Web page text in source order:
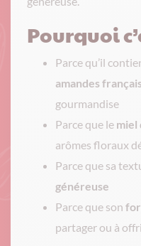
Pourquoi
Parce qu’il
amandes
gourmandise
Parce que le miel
arômes floraux
Parce que sa
généreuse
Parce que son
partager ou à